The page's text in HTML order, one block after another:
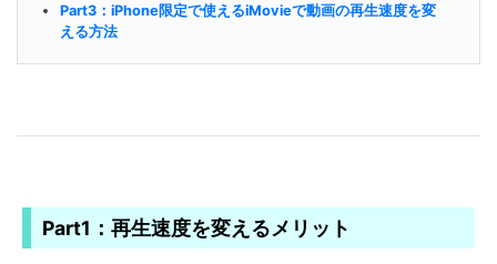
Part3：iPhone限定で使えるiMovieで動画の再生速度を変
える方法
Part1：再生速度を変えるメリット